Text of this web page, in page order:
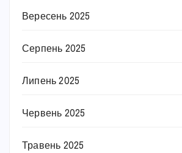
Вересень 2025
Серпень 2025
Липень 2025
Червень 2025
Травень 2025